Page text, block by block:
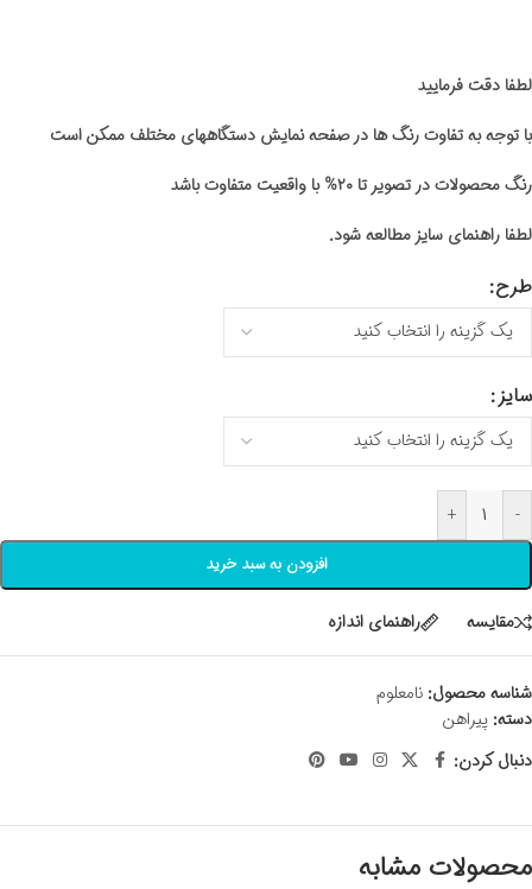
لطفا دقت فرمایید
با توجه به تفاوت رنگ ها در صفحه نمایش دستگاههای مختلف ممکن است
رنگ محصولات در تصویر تا ۲۰% با واقعیت متفاوت باشد
لطفا راهنمای سایز مطالعه شود.
طرح
سایز
-
+
افزودن به سبد خرید
مقايسه راهنمای اندازه
شناسه محصول: نامعلوم
دسته: پیراهن
دنبال کردن:
محصولات مشابه